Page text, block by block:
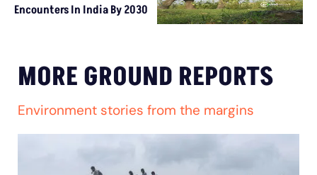
Encounters In India By 2030
MORE GROUND REPORTS
Environment stories from the margins